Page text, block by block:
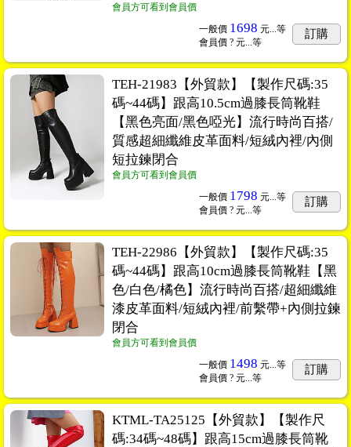
會員方可看到會員價
一般價 1698 元...等
會員價 ? 元...等
訂購
TEH-21983【外貿款】【製作尺碼:35
碼~44碼】跟高10.5cm過膝長筒靴鞋
【黑色亮面/黑色啞光】流行時尚百搭/
質感超細纖維皮革面料/短絨內裡/內側
短拉鍊閉合
會員方可看到會員價
一般價 1798 元...等
會員價 ? 元...等
訂購
TEH-22986【外貿款】【製作尺碼:35
碼~44碼】跟高10cm過膝長筒靴鞋【黑
色/白色/橘色】流行時尚百搭/超細纖維
漆皮革面料/短絨內裡/前繫帶+內側拉鍊
閉合
會員方可看到會員價
一般價 1498 元...等
會員價 ? 元...等
訂購
KTML-TA25125【外貿款】【製作尺
碼:34碼~48碼】跟高15cm過膝長筒靴